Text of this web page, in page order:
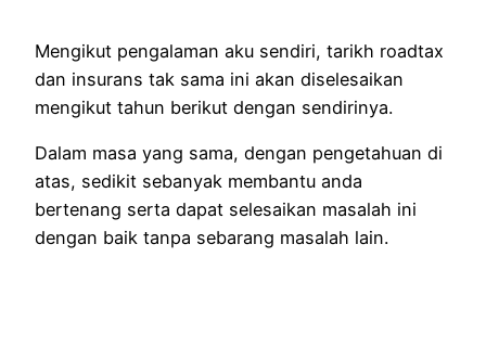
Mengikut pengalaman aku sendiri, tarikh roadtax
dan insurans tak sama ini akan diselesaikan
mengikut tahun berikut dengan sendirinya.
Dalam masa yang sama, dengan pengetahuan di
atas, sedikit sebanyak membantu anda
bertenang serta dapat selesaikan masalah ini
dengan baik tanpa sebarang masalah lain.